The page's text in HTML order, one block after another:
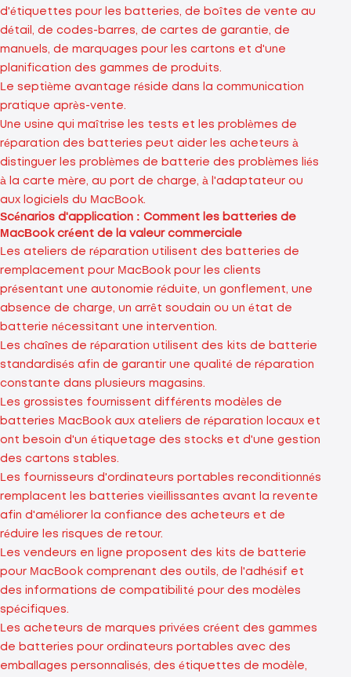
d'étiquettes pour les batteries, de boîtes de vente au
détail, de codes-barres, de cartes de garantie, de
manuels, de marquages ​​pour les cartons et d'une
planification des gammes de produits.
Le septième avantage réside dans la communication
pratique après-vente.
Une usine qui maîtrise les tests et les problèmes de
réparation des batteries peut aider les acheteurs à
distinguer les problèmes de batterie des problèmes liés
à la carte mère, au port de charge, à l'adaptateur ou
aux logiciels du MacBook.
Scénarios d'application : Comment les batteries de
MacBook créent de la valeur commerciale
Les ateliers de réparation utilisent des batteries de
remplacement pour MacBook pour les clients
présentant une autonomie réduite, un gonflement, une
absence de charge, un arrêt soudain ou un état de
batterie nécessitant une intervention.
Les chaînes de réparation utilisent des kits de batterie
standardisés afin de garantir une qualité de réparation
constante dans plusieurs magasins.
Les grossistes fournissent différents modèles de
batteries MacBook aux ateliers de réparation locaux et
ont besoin d'un étiquetage des stocks et d'une gestion
des cartons stables.
Les fournisseurs d'ordinateurs portables reconditionnés
remplacent les batteries vieillissantes avant la revente
afin d'améliorer la confiance des acheteurs et de
réduire les risques de retour.
Les vendeurs en ligne proposent des kits de batterie
pour MacBook comprenant des outils, de l'adhésif et
des informations de compatibilité pour des modèles
spécifiques.
Les acheteurs de marques privées créent des gammes
de batteries pour ordinateurs portables avec des
emballages personnalisés, des étiquettes de modèle,